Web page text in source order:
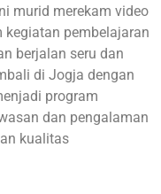
murid merekam video
pembelajaran
berjalan seru dan
di Jogja dengan
program
dan pengalaman
kualitas